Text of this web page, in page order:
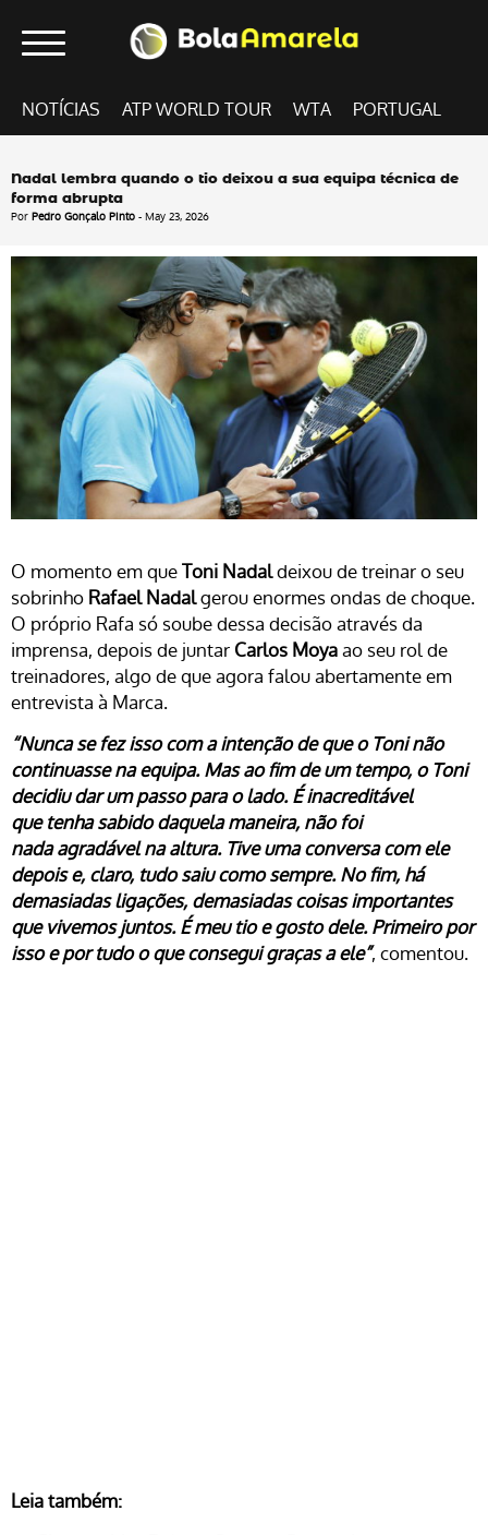
NOTÍCIAS ATP WORLD TOUR WTA PORTUGAL
Nadal lembra quando o tio deixou a sua equipa técnica de
forma abrupta
Por Pedro Gonçalo Pinto - May 23, 2026
O momento em queToni Nadaldeixou de treinar o seu
sobrinho Rafael Nadalgerou enormes ondas de choque.
O próprio Rafa só soube dessa decisão através da
imprensa, depois de juntar Carlos Moyaao seu rol de
treinadores, algo de que agora falou abertamente em
entrevista à Marca.
“Nunca se fez isso com a intenção de que o Toni não
continuasse na equipa. Mas ao fim de um tempo, o Toni
decidiu dar um passo para o lado. É inacreditável
que tenha sabido daquela maneira, não foi
nada agradável na altura. Tive uma conversa com ele
depois e, claro, tudo saiu como sempre. No fim, há
demasiadas ligações, demasiadas coisas importantes
que vivemos juntos. É meu tio e gosto dele. Primeiro por
isso e por tudo o que consegui graças a ele”, comentou.
Leia também: